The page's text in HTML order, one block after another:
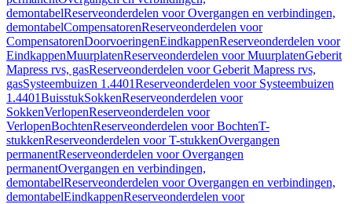
demontabelReserveonderdelen voor Overgangen en verbindingen,
demontabelCompensatorenReserveonderdelen voor
CompensatorenDoorvoeringenEindkappenReserveonderdelen voor
EindkappenMuurplatenReserveonderdelen voor MuurplatenGeberit
Mapress rvs, gasReserveonderdelen voor Geberit Mapress rvs,
gasSysteembuizen 1.4401Reserveonderdelen voor Systeembuizen
1.4401BuisstukSokkenReserveonderdelen voor
SokkenVerlopenReserveonderdelen voor
VerlopenBochtenReserveonderdelen voor BochtenT-
stukkenReserveonderdelen voor T-stukkenOvergangen
permanentReserveonderdelen voor Overgangen
permanentOvergangen en verbindingen,
demontabelReserveonderdelen voor Overgangen en verbindingen,
demontabelEindkappenReserveonderdelen voor